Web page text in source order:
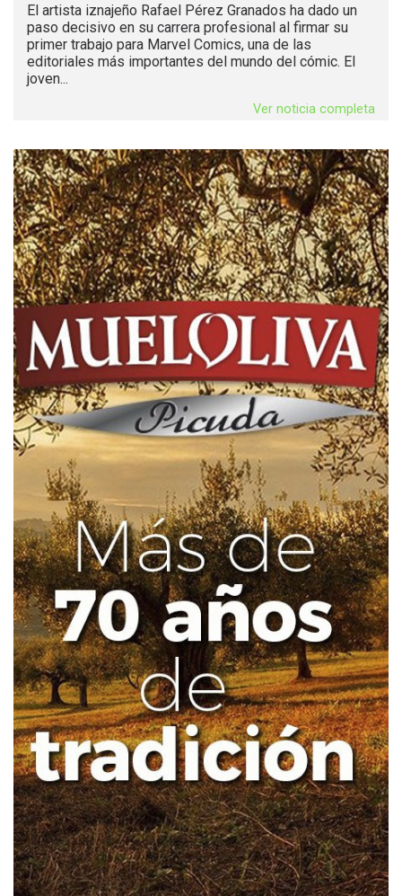
El artista iznajeño Rafael Pérez Granados ha dado un
paso decisivo en su carrera profesional al firmar su
primer trabajo para Marvel Comics, una de las
editoriales más importantes del mundo del cómic. El
joven...
Ver noticia completa